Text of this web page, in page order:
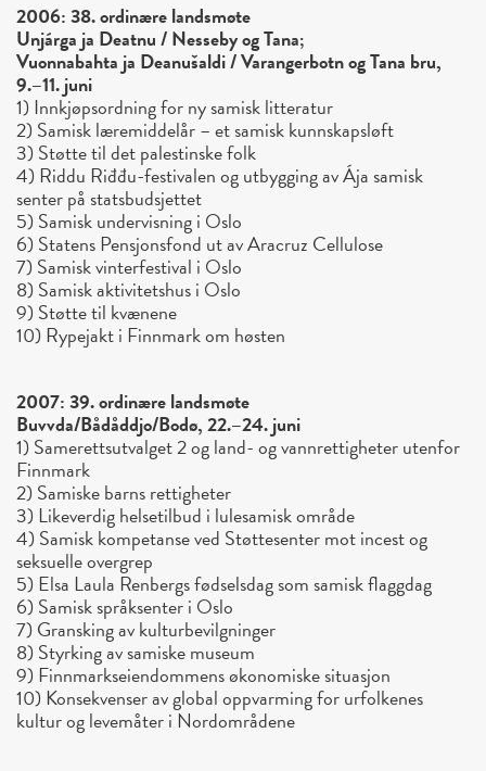
2006: 38. ordinære landsmøte
Unjárga ja Deatnu / Nesseby og Tana;
Vuonnabahta ja Deanušaldi / Varangerbotn og Tana bru,
9.–11. juni
1) Innkjøpsordning for ny samisk litteratur
2) Samisk læremiddelår – et samisk kunnskapsløft
3) Støtte til det palestinske folk
4) Riddu Riđđu-festivalen og utbygging av Ája samisk
senter på statsbudsjettet
5) Samisk undervisning i Oslo
6) Statens Pensjonsfond ut av Aracruz Cellulose
7) Samisk vinterfestival i Oslo
8) Samisk aktivitetshus i Oslo
9) Støtte til kvænene
10) Rypejakt i Finnmark om høsten
2007: 39. ordinære landsmøte
Buvvda/Bådåddjo/Bodø, 22.–24. juni
1) Samerettsutvalget 2 og land- og vannrettigheter utenfor
Finnmark
2) Samiske barns rettigheter
3) Likeverdig helsetilbud i lulesamisk område
4) Samisk kompetanse ved Støttesenter mot incest og
seksuelle overgrep
5) Elsa Laula Renbergs fødselsdag som samisk flaggdag
6) Samisk språksenter i Oslo
7) Gransking av kulturbevilgninger
8) Styrking av samiske museum
9) Finnmarkseiendommens økonomiske situasjon
10) Konsekvenser av global oppvarming for urfolkenes
kultur og levemåter i Nordområdene